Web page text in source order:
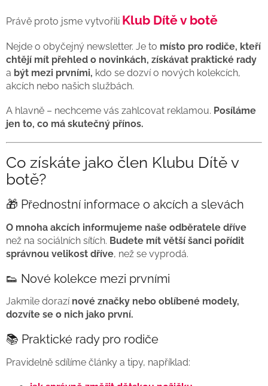
Právě proto jsme vytvořili Klub Dítě v botě
Nejde o obyčejný newsletter. Je to místo pro rodiče, kteří
chtějí mít přehled o novinkách, získávat praktické rady
a být mezi prvními, kdo se dozví o nových kolekcích,
akcích nebo našich službách.
A hlavně – nechceme vás zahlcovat reklamou. Posíláme
jen to, co má skutečný přínos.
Co získáte jako člen Klubu Dítě v
botě?
🎁 Přednostní informace o akcích a slevách
O mnoha akcích informujeme naše odběratele dříve
než na sociálních sítích. Budete mít větší šanci pořídit
správnou velikost dříve, než se vyprodá.
👟 Nové kolekce mezi prvními
Jakmile dorazí nové značky nebo oblíbené modely,
dozvíte se o nich jako první.
📚 Praktické rady pro rodiče
Pravidelně sdílíme články a tipy, například: